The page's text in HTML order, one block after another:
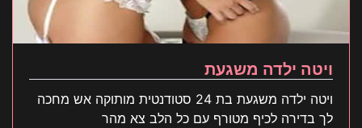
ויטה ילדה משגעת
ויטה ילדה משגעת בת 24 סטודנטית מותוקה אש מחכה
לך בדירה לכיף מטורף עם כל הלב צא מהר